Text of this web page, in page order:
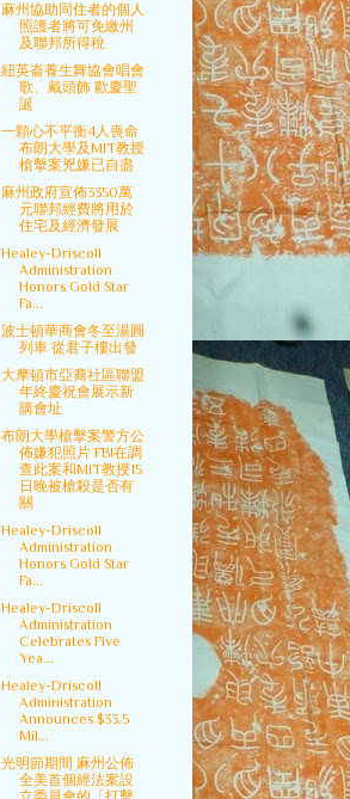
麻州協助同住者的個人
照護者將可免繳州
及聯邦所得稅
紐英崙養生舞協會唱會
歌、戴頭飾 歡慶聖
誕
一顆心不平衡4人喪命
布朗大學及MIT教授
槍擊案兇嫌已自盡
麻州政府宣佈3350萬
元聯邦經費將用於
住宅及經濟發展
Healey-Driscoll
Administration
Honors Gold Star
Fa...
波士頓華商會冬至湯圓
列車 從君子樓出發
大摩頓市亞裔社區聯盟
年終慶祝會展示新
購會址
布朗大學槍擊案警方公
佈嫌犯照片 FBI在調
查此案和MIT教授15
日晚被槍殺是否有
關
Healey-Driscoll
Administration
Honors Gold Star
Fa...
Healey-Driscoll
Administration
Celebrates Five
Yea...
Healey-Driscoll
Administration
Announces $33.5
Mil...
光明節期間 麻州公佈
全美首個經法案設